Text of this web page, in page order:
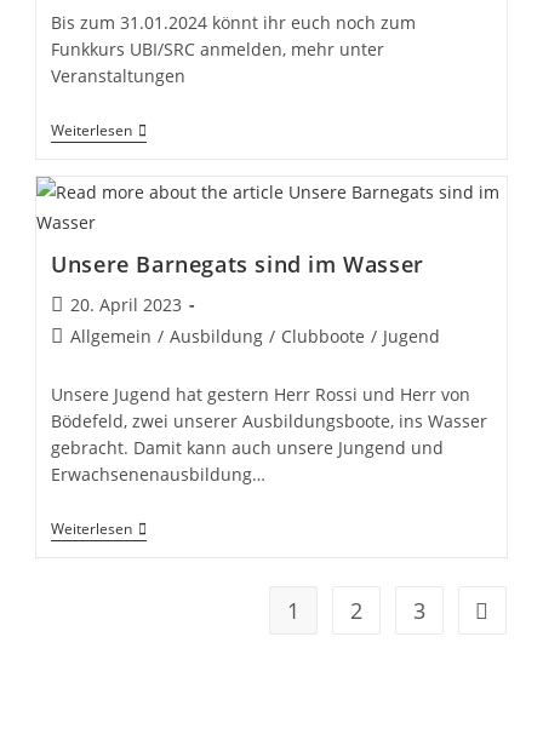
Bis zum 31.01.2024 könnt ihr euch noch zum
Funkkurs UBI/SRC anmelden, mehr unter
Veranstaltungen
WeiterlesenAnmeldung
Zum
Unsere Barnegats sind im Wasser
Beitrag
veröffentlicht:
20. April 2023
Beitrags-
Allgemein / Ausbildung / Clubboote / Jugend
Unsere Jugend hat gestern Herr Rossi und Herr von
Bödefeld, zwei unserer Ausbildungsboote, ins Wasser
gebracht. Damit kann auch unsere Jungend und
Erwachsenenausbildung…
WeiterlesenUnsere
Barnegats
1 2 3 Gehe